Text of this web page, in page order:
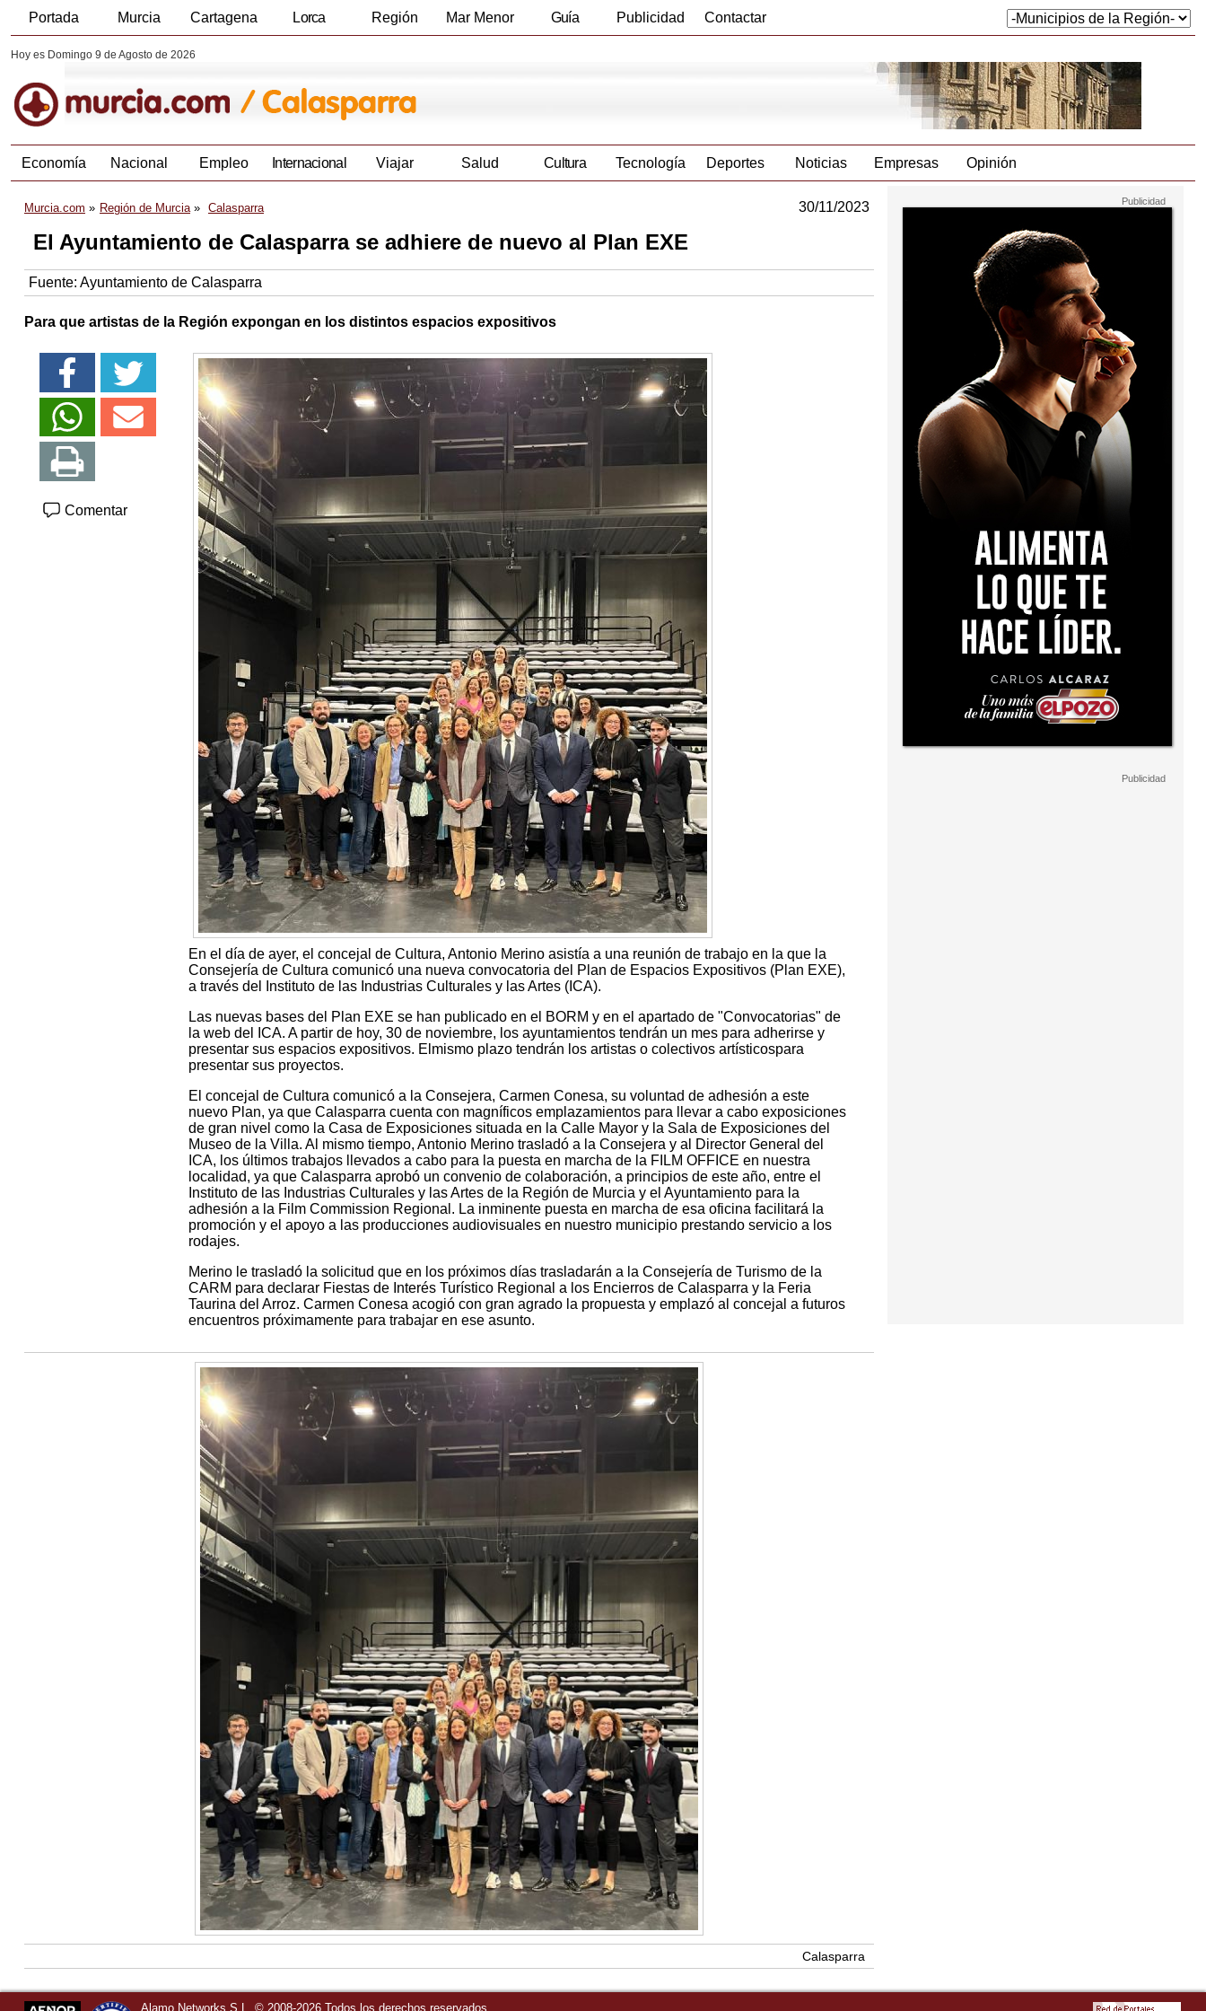
Portada Murcia Cartagena Lorca Región Mar Menor Guía Publicidad Contactar
Hoy es Domingo 9 de Agosto de 2026
Economía Nacional Empleo Internacional Viajar Salud Cultura Tecnología Deportes Noticias Empresas Opinión
Murcia.com Región de Murcia Calasparra 30/11/2023
El Ayuntamiento de Calasparra se adhiere de nuevo al Plan EXE
Fuente: Ayuntamiento de Calasparra
Para que artistas de la Región expongan en los distintos espacios expositivos
Comentar
En el día de ayer, el concejal de Cultura, Antonio Merino asistía a una reunión de trabajo en la que la
Consejería de Cultura comunicó una nueva convocatoria del Plan de Espacios Expositivos (Plan EXE),
a través del Instituto de las Industrias Culturales y las Artes (ICA).
Las nuevas bases del Plan EXE se han publicado en el BORM y en el apartado de "Convocatorias" de
la web del ICA. A partir de hoy, 30 de noviembre, los ayuntamientos tendrán un mes para adherirse y
presentar sus espacios expositivos. Elmismo plazo tendrán los artistas o colectivos artísticospara
presentar sus proyectos.
El concejal de Cultura comunicó a la Consejera, Carmen Conesa, su voluntad de adhesión a este
nuevo Plan, ya que Calasparra cuenta con magníficos emplazamientos para llevar a cabo exposiciones
de gran nivel como la Casa de Exposiciones situada en la Calle Mayor y la Sala de Exposiciones del
Museo de la Villa. Al mismo tiempo, Antonio Merino trasladó a la Consejera y al Director General del
ICA, los últimos trabajos llevados a cabo para la puesta en marcha de la FILM OFFICE en nuestra
localidad, ya que Calasparra aprobó un convenio de colaboración, a principios de este año, entre el
Instituto de las Industrias Culturales y las Artes de la Región de Murcia y el Ayuntamiento para la
adhesión a la Film Commission Regional. La inminente puesta en marcha de esa oficina facilitará la
promoción y el apoyo a las producciones audiovisuales en nuestro municipio prestando servicio a los
rodajes.
Merino le trasladó la solicitud que en los próximos días trasladarán a la Consejería de Turismo de la
CARM para declarar Fiestas de Interés Turístico Regional a los Encierros de Calasparra y la Feria
Taurina del Arroz. Carmen Conesa acogió con gran agrado la propuesta y emplazó al concejal a futuros
encuentros próximamente para trabajar en ese asunto.
Calasparra
Alamo Networks S.L. © 2008-2026 Todos los derechos reservados